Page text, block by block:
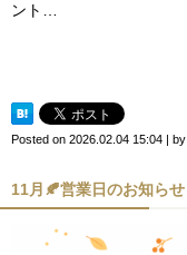
ント…
Posted on 2026.02.04 15:04 by
11月🍂営業日のお知らせ